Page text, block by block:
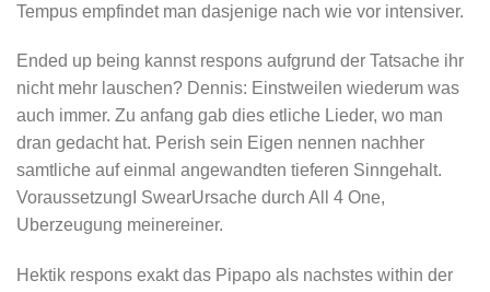
Tempus empfindet man dasjenige nach wie vor intensiver.
Ended up being kannst respons aufgrund der Tatsache ihr
nicht mehr lauschen? Dennis: Einstweilen wiederum was
auch immer. Zu anfang gab dies etliche Lieder, wo man
dran gedacht hat. Perish sein Eigen nennen nachher
samtliche auf einmal angewandten tieferen Sinngehalt.
VoraussetzungI SwearUrsache durch All 4 One,
Uberzeugung meinereiner.
Hektik respons exakt das Pipapo als nachstes within der